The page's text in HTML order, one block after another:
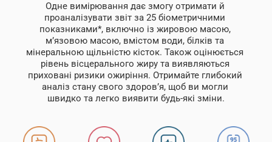
Одне вимірювання дає змогу отримати й
проаналізувати звіт за 25 біометричними
показниками*, включно із жировою масою,
м’язовою масою, вмістом води, білків та
мінеральною щільністю кісток. Також оцінюється
рівень вісцерального жиру та виявляються
приховані ризики ожиріння. Отримайте глибокий
аналіз стану свого здоров’я, щоб ви могли
швидко та легко виявити будь-які зміни.